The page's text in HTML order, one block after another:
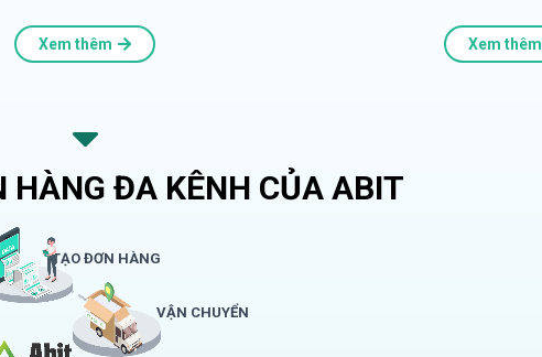
Xem thêm Xem thêm
HÀNG ĐA KÊNH CỦA ABIT
TẠO ĐƠN HÀNG
VẬN CHUYỂN